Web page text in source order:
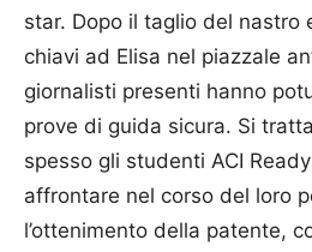
star. Dopo il taglio del nastro
chiavi ad Elisa nel piazzale
giornalisti presenti hanno
prove di guida sicura. Si
spesso gli studenti ACI
affrontare nel corso del loro
l’ottenimento della patente,